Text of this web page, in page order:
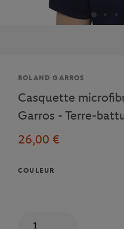
Marque
ROLAND GARROS
Casquette
Garros - Terre-
26,00 €
COULEUR